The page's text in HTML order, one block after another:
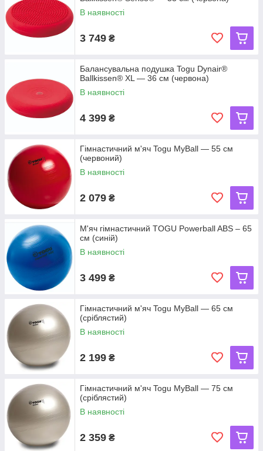
В наявності
3 749 ₴
Балансувальна подушка Togu Dynair®
Ballkissen® XL — 36 см (червона)
В наявності
4 399 ₴
Гімнастичний м'яч Togu MyBall — 55 см
(червоний)
В наявності
2 079 ₴
М'яч гімнастичний TOGU Powerball ABS – 65
см (синій)
В наявності
3 499 ₴
Гімнастичний м'яч Togu MyBall — 65 см
(сріблястий)
В наявності
2 199 ₴
Гімнастичний м'яч Togu MyBall — 75 см
(сріблястий)
В наявності
2 359 ₴